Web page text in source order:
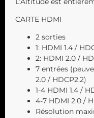
CARTE HDMI
2 sorties
1: HDMI 1.4 /
2: HDMI 2.0 /
7 entrées
2.0 / HDCP2.2)
1-4 HDMI 1.4 /
4-7 HDMI 2.0 /
Résolution